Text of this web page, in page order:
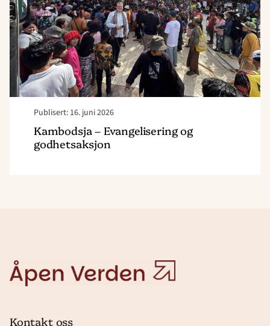
Publisert: 16. juni 2026
Kambodsja – Evangelisering og
godhetsaksjon
Åpen
Verden
Kontakt oss